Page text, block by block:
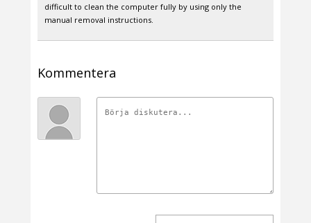
difficult to clean the computer fully by using only the
manual removal instructions.
Kommentera